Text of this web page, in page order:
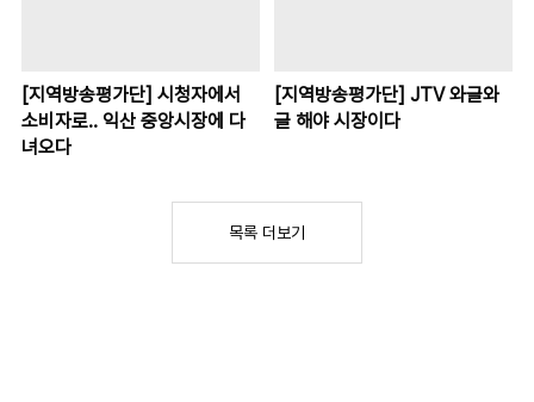
[지역방송평가단] 시청자에서
소비자로.. 익산 중앙시장에 다
녀오다
[지역방송평가단] JTV 와글와
글 해야 시장이다
목록 더보기